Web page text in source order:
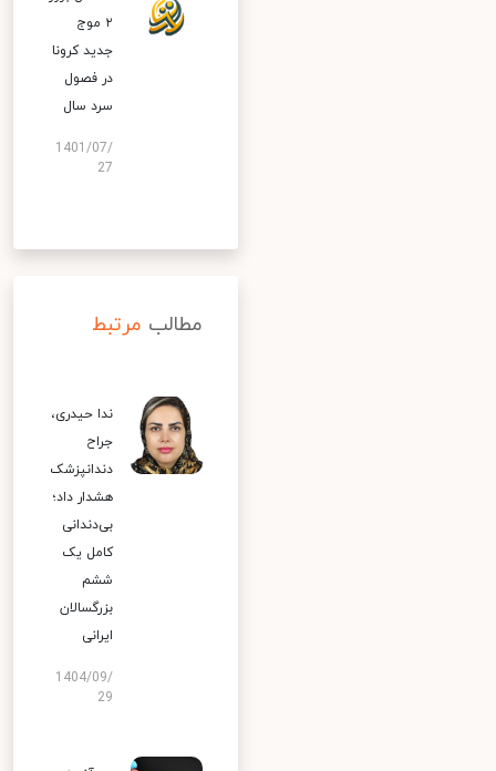
۲ موج
جدید کرونا
در فصول
سرد سال
1401/07/
27
مطالب مرتبط
ندا حیدری،
جراح
دندانپزشک
هشدار داد؛
بی‌دندانی
کامل یک
ششم
بزرگسالان
ایرانی
1404/09/
29